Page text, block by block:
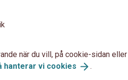
när du vill, på cookie-sidan eller
hanterar vi cookies .